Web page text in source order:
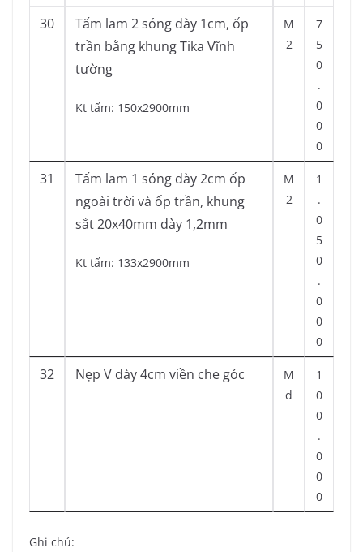
30
Tấm lam 2 sóng dày 1cm, ốp
trần bằng khung Tika Vĩnh
tường
Kt tấm: 150x2900mm
M
2
7
5
0
.
0
0
0
31
Tấm lam 1 sóng dày 2cm ốp
ngoài trời và ốp trần, khung
sắt 20x40mm dày 1,2mm
Kt tấm: 133x2900mm
M
2
1
.
0
5
0
.
0
0
0
32 Nẹp V dày 4cm viền che góc
M
d
1
0
0
.
0
0
0
Ghi chú: